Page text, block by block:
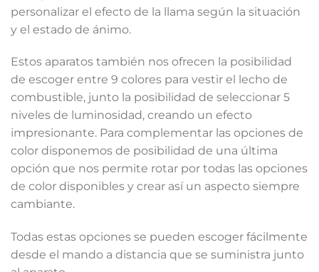
personalizar el efecto de la llama según la situación
y el estado de ánimo.
Estos aparatos también nos ofrecen la posibilidad
de escoger entre 9 colores para vestir el lecho de
combustible, junto la posibilidad de seleccionar 5
niveles de luminosidad, creando un efecto
impresionante. Para complementar las opciones de
color disponemos de posibilidad de una última
opción que nos permite rotar por todas las opciones
de color disponibles y crear así un aspecto siempre
cambiante.
Todas estas opciones se pueden escoger fácilmente
desde el mando a distancia que se suministra junto